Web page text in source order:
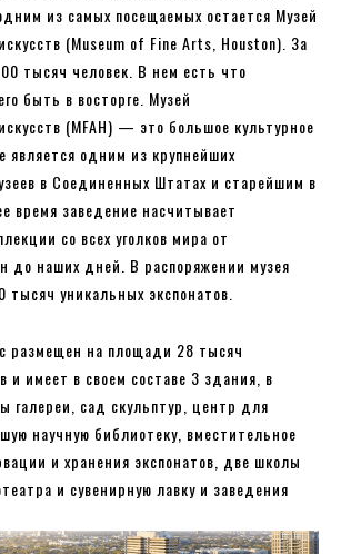
одним из самых посещаемых остается Музей
(Museum of Fine Arts, Houston). За
тысяч человек. В нем есть что
быть в восторге. Музей
(MFAH) — это большое культурное
является одним из крупнейших
в Соединенных Штатах и старейшим в
время заведение насчитывает
со всех уголков мира от
до наших дней. В распоряжении музея
тысяч уникальных экспонатов.
размещен на площади 28 тысяч
и имеет в своем составе 3 здания, в
галереи, сад скульптур, центр для
научную библиотеку, вместительное
и хранения экспонатов, две школы
и сувенирную лавку и заведения